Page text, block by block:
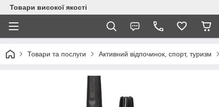
Товари високої якості
Товари та послуги Активний відпочинок, спорт, туризм